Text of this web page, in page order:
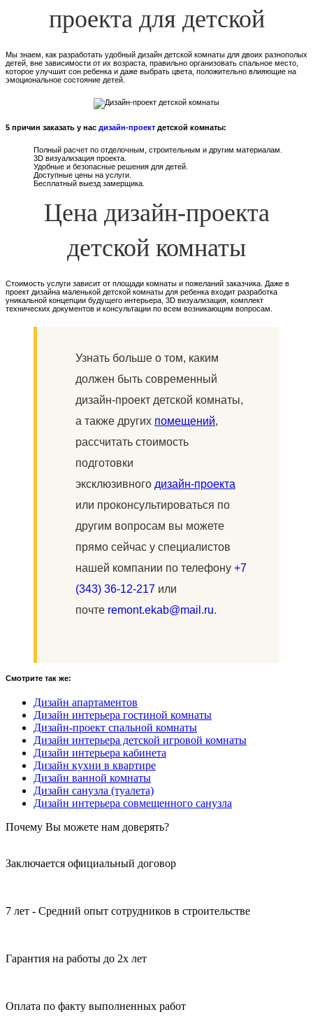
проекта для детской
Мы знаем, как разработать удобный дизайн детской комнаты для двоих разнополых
детей, вне зависимости от их возраста, правильно организовать спальное место,
которое улучшит сон ребенка и даже выбрать цвета, положительно влияющие на
эмоциональное состояние детей.
5 причин заказать у нас дизайн-проект детской комнаты:
Полный расчет по отделочным, строительным и другим материалам.
3D визуализация проекта.
Удобные и безопасные решения для детей.
Доступные цены на услуги.
Бесплатный выезд замерщика.
Цена дизайн-проекта
детской комнаты
Стоимость услуги зависит от площади комнаты и пожеланий заказчика. Даже в
проект дизайна маленькой детской комнаты для ребенка входит разработка
уникальной концепции будущего интерьера, 3D визуализация, комплект
технических документов и консультации по всем возникающим вопросам.
Узнать больше о том, каким
должен быть современный
дизайн-проект детской комнаты,
а также других помещений,
рассчитать стоимость
подготовки
эксклюзивного дизайн-проекта
или проконсультироваться по
другим вопросам вы можете
прямо сейчас у специалистов
нашей компании по телефону +7
(343) 36-12-217 или
почте remont.ekab@mail.ru.
Смотрите так же:
Дизайн апартаментов
Дизайн интерьера гостиной комнаты
Дизайн-проект спальной комнаты
Дизайн интерьера детской игровой комнаты
Дизайн интерьера кабинета
Дизайн кухни в квартире
Дизайн ванной комнаты
Дизайн санузла (туалета)
Дизайн интерьера совмещенного санузла
Почему Вы можете нам доверять?
Заключается официальный договор
7 лет - Средний опыт сотрудников в строительстве
Гарантия на работы до 2х лет
Оплата по факту выполненных работ